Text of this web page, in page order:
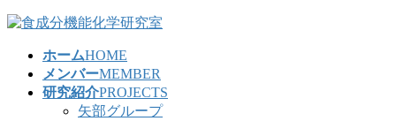
コ
ナ
ホームHOME
メンバーMEMBER
研究紹介PROJECTS
矢部グループ